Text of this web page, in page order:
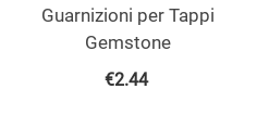
Guarnizioni per Tappi
Gemstone
€2.44